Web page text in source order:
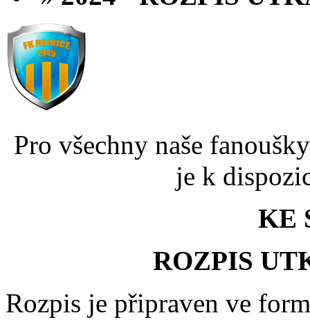
Pro všechny naše
je k
KE
ROZPIS
Rozpis je připraven ve